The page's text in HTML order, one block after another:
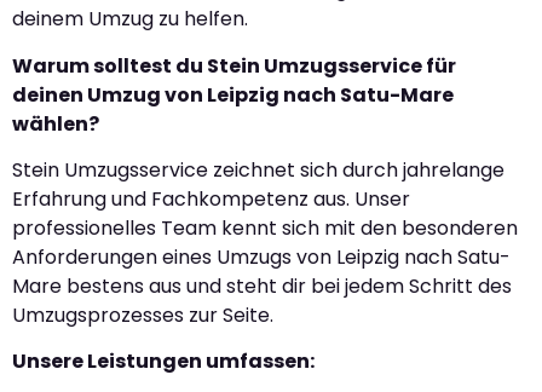
deinem Umzug zu helfen.
Warum solltest du Stein Umzugsservice für
deinen Umzug von Leipzig nach Satu-Mare
wählen?
Stein Umzugsservice zeichnet sich durch jahrelange
Erfahrung und Fachkompetenz aus. Unser
professionelles Team kennt sich mit den besonderen
Anforderungen eines Umzugs von Leipzig nach Satu-
Mare bestens aus und steht dir bei jedem Schritt des
Umzugsprozesses zur Seite.
Unsere Leistungen umfassen: